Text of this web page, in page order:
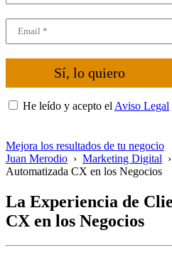
Sí, lo quiero
He leído y acepto el Aviso Legal
Mejora los resultados de tu negocio
Juan Merodio › Marketing Digital ›
Automatizada CX en los Negocios
La Experiencia de
CX en los Negocios